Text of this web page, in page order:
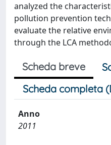
analyzed the
pollution prevention
evaluate the relative
through the LCA
Scheda breve
Scheda completa
Anno
2011